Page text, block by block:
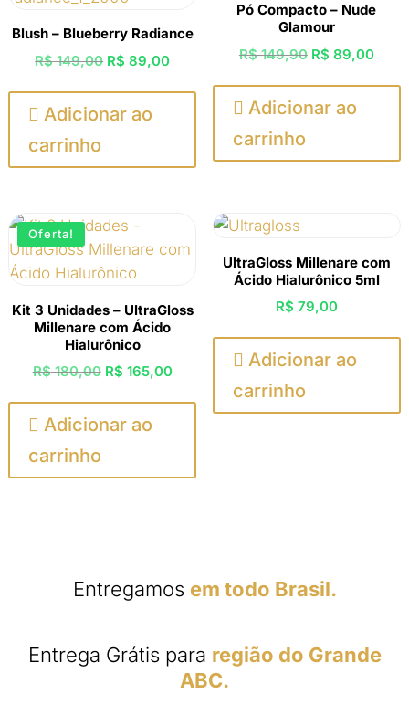
Blush – Blueberry Radiance
R$149,00 O
original
R$ 89,00O
 Adicionar ao
carrinho
Pó Compacto – Nude
Glamour
R$149,90 O
original
R$ 89,00O
 Adicionar ao
carrinho
Oferta!
Kit 3 Unidades – UltraGloss
Millenare com Ácido
Hialurônico
R$180,00 O
original
R$ 165,00O
 Adicionar ao
carrinho
UltraGloss Millenare com
Ácido Hialurônico 5ml
R$ 79,00
 Adicionar ao
carrinho
Entregamos em todo Brasil.
Entrega Grátis para região do Grande
ABC.